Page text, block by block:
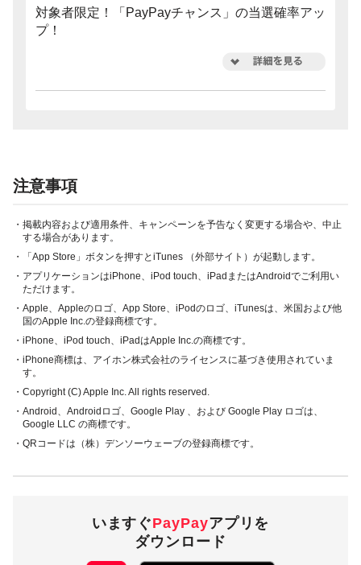
対象者限定！「PayPayチャンス」の当選確率アッ
プ！
注意事項
・掲載内容および適用条件、キャンペーンを予告なく変更する場合や、中止
する場合があります。
・「App Store」ボタンを押すとiTunes （外部サイト）が起動します。
・アプリケーションはiPhone、iPod touch、iPadまたはAndroidでご利用い
ただけます。
・Apple、Appleのロゴ、App Store、iPodのロゴ、iTunesは、米国および他
国のApple Inc.の登録商標です。
・iPhone、iPod touch、iPadはApple Inc.の商標です。
・iPhone商標は、アイホン株式会社のライセンスに基づき使用されていま
す。
・Copyright (C) Apple Inc. All rights reserved.
・Android、Androidロゴ、Google Play 、および Google Play ロゴは、
Google LLC の商標です。
・QRコードは（株）デンソーウェーブの登録商標です。
いますぐPayPayアプリを
ダウンロード